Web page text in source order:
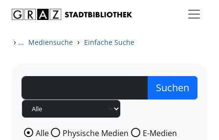
› ... Mediensuche › Einfache Suche
Wählen Sie die Medienart nach der Sie suchen wollen.
Alle Physische Medien
E-Medien